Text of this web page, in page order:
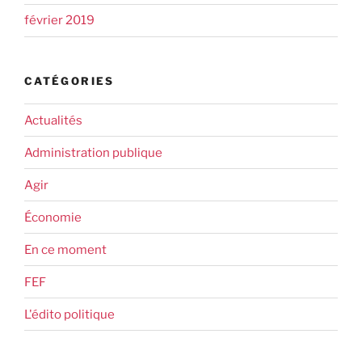
février 2019
CATÉGORIES
Actualités
Administration publique
Agir
Économie
En ce moment
FEF
L'édito politique